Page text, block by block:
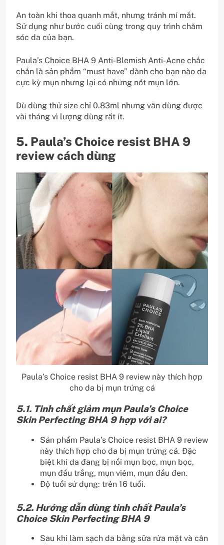
An toàn khi thoa quanh mắt, nhưng tránh mí mắt.
Sử dụng như bước cuối cùng trong quy trình chăm
sóc da của bạn.
Paula’s Choice BHA 9 Anti-Blemish Anti-Acne chắc
chắn là sản phẩm “must have” dành cho bạn nào da
cực kỳ mụn nhưng lại có những nốt mụn lớn.
Dù dùng thử size chỉ 0.83ml nhưng vẫn dùng được
vài tháng vì lượng dùng rất ít.
5. Paula’s Choice resist BHA 9
review cách dùng
Paula’s Choice resist BHA 9 review này thích hợp
cho da bị mụn trứng cá
5.1. Tinh chất giảm mụn Paula’s Choice
Skin Perfecting BHA 9 hợp với ai?
Sản phẩm Paula’s Choice resist BHA 9 review
này thích hợp cho da bị mụn trứng cá. Đặc
biệt khi da đang bị nổi mụn bọc, mụn bọc,
mụn đầu trắng, mụn viêm, mụn đầu đen.
Độ tuổi sử dụng: trên 16 tuổi.
5.2. Hướng dẫn dùng tinh chất Paula’s
Choice Skin Perfecting BHA 9
Sau khi làm sạch da bằng sữa rửa mặt và cân